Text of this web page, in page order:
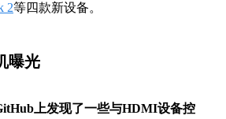
2等四款新设备。
曝光
上发现了一些与HDMI设备控